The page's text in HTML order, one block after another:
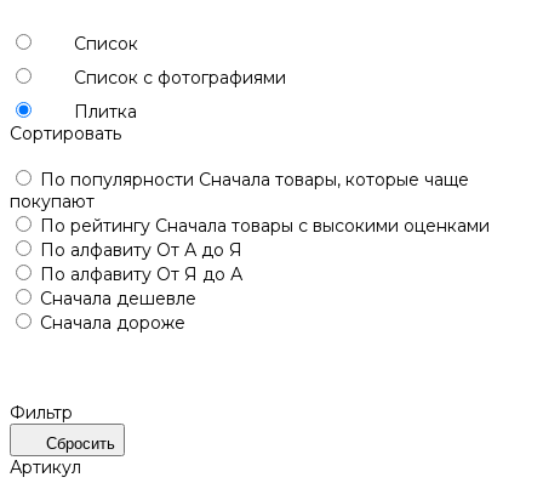
Список
Список с фотографиями
Плитка
Сортировать
По популярности Сначала товары, которые чаще
покупают
По рейтингу Сначала товары с высокими оценками
По алфавиту От А до Я
По алфавиту От Я до А
Сначала дешевле
Сначала дороже
Фильтр
Сбросить
Артикул